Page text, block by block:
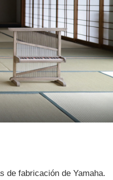
de fabricación de Yamaha.